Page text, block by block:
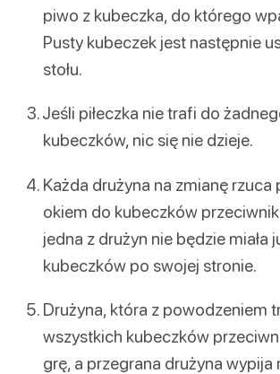
piwo z kubeczka, do którego
Pusty kubeczek jest następnie
stołu.
Jeśli piłeczka nie trafi do
kubeczków, nic się nie dzieje.
Każda drużyna na zmianę rzuca
okiem do kubeczków
jedna z drużyn nie będzie miała
kubeczków po swojej stronie.
Drużyna, która z powodzeniem
wszystkich kubeczków
grę, a przegrana drużyna wypija